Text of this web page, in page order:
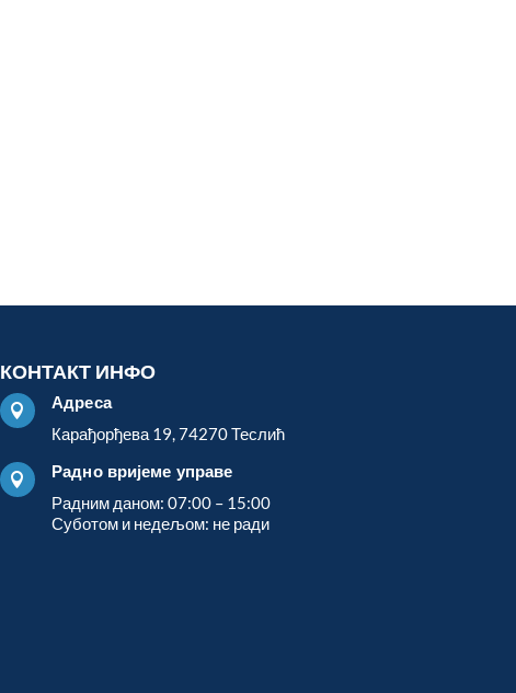
КОНТАКТ ИНФО

Адреса
Карађорђева 19, 74270 Теслић

Радно вријеме управе
Радним даном: 07:00 – 15:00
Суботом и недељом: не ради